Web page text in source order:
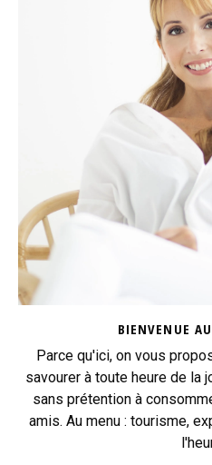
BIENVENUE
Parce qu'ici, on vous
savourer à toute heure de la
sans prétention à
amis. Au menu : tourisme,